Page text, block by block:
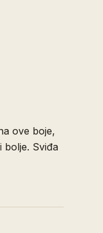
ove boje,
bolje. Sviđa